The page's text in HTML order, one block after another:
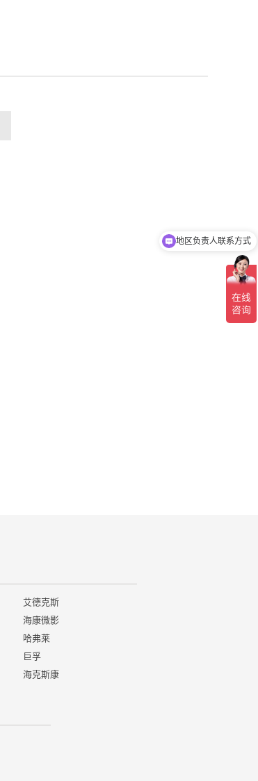
艾德克斯
海康微影
哈弗莱
巨孚
海克斯康
地区负责人联系方式